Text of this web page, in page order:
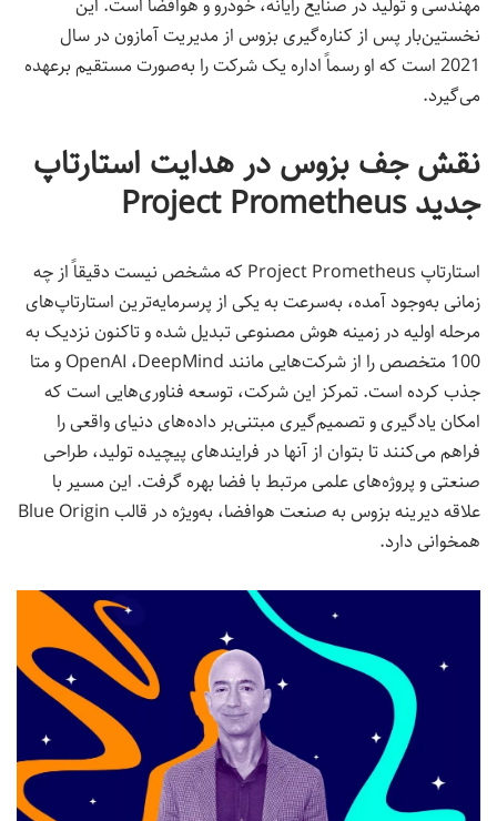
مهندسی و تولید در صنایع رایانه، خودرو و هوافضا است. این
نخستین‌بار پس از کناره‌گیری بزوس از مدیریت آمازون در سال
2021 است که او رسماً اداره یک شرکت را به‌صورت مستقیم برعهده
می‌گیرد.
نقش جف بزوس در هدایت استارتاپ
جدید Project Prometheus
استارتاپ Project Prometheus که مشخص نیست دقیقاً از چه
زمانی به‌وجود آمده، به‌سرعت به یکی از پرسرمایه‌ترین استارتاپ‌های
مرحله اولیه در زمینه هوش‌ مصنوعی تبدیل شده و تاکنون نزدیک به
100 متخصص را از شرکت‌هایی مانند OpenAI ،DeepMind و متا
جذب کرده است. تمرکز این شرکت، توسعه فناوری‌هایی است که
امکان یادگیری و تصمیم‌گیری مبتنی‌بر داده‌های دنیای واقعی را
فراهم می‌کنند تا بتوان از آنها در فرایندهای پیچیده تولید، طراحی
صنعتی و پروژه‌های علمی مرتبط با فضا بهره گرفت. این مسیر با
علاقه دیرینه بزوس به صنعت هوافضا، به‌ویژه در قالب Blue Origin
همخوانی دارد.